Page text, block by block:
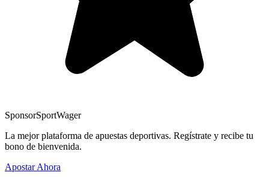
SponsorSportWager
La mejor plataforma de apuestas deportivas. Regístrate y recibe tu
bono de bienvenida.
Apostar Ahora